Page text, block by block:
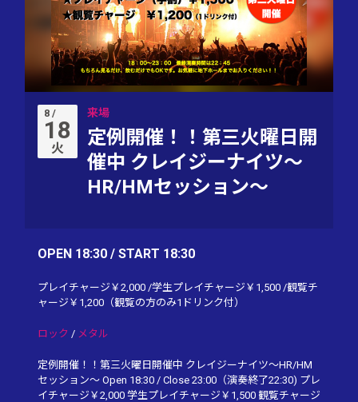
8 /
18
火
来場
定例開催！！第三火曜日開
催中 クレイジーナイツ〜
HR/HMセッション〜
OPEN 18:30 / START 18:30
プレイチャージ￥2,000 /学生プレイチャージ￥1,500 /観覧チ
ャージ￥1,200（観覧の方のみ1ドリンク付）
ロック / メタル
定例開催！！第三火曜日開催中 クレイジーナイツ〜HR/HM
セッション〜 Open 18:30 / Close 23:00（演奏終了22:30) プレ
イチャージ￥2,000 学生プレイチャージ￥1,500 観覧チャージ